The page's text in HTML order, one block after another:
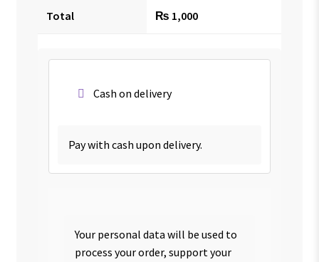
Total ₨ 1,000
Cash on delivery
Pay with cash upon delivery.
Your personal data will be used to
process your order, support your